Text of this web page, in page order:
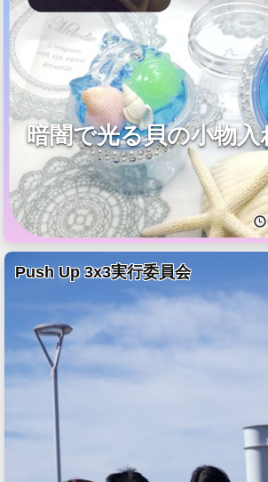
暗闇で光る貝の小物入
Push Up 3x3実行委員会